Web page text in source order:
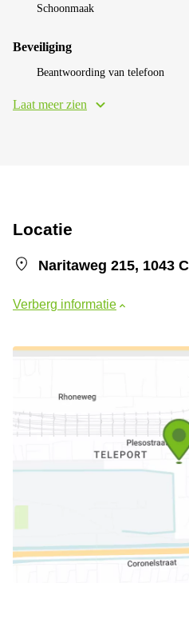
Schoonmaak
Beveiliging
Beantwoording van telefoon
Laat meer zien
Locatie
Naritaweg 215, 1043
Verberg informatie